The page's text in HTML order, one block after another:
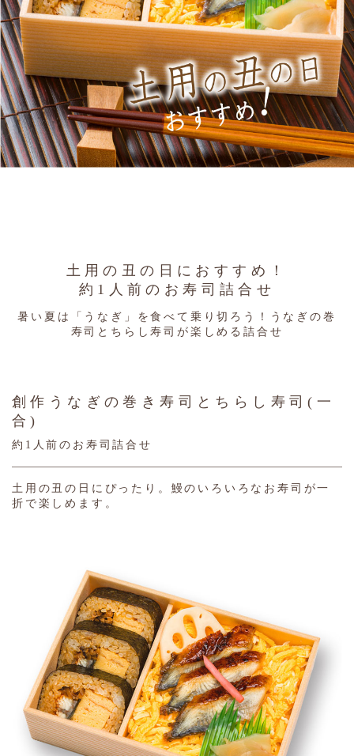
土用の丑の日におすすめ！
約1人前のお寿司詰合せ
暑い夏は「うなぎ」を食べて乗り切ろう！
うなぎの巻
寿司とちらし寿司が楽しめる詰合せ
創作うなぎの巻き寿司とちらし寿司(一
合)
約1人前のお寿司詰合せ
土用の丑の日にぴったり。鰻のいろいろなお寿司が一
折で楽しめます。